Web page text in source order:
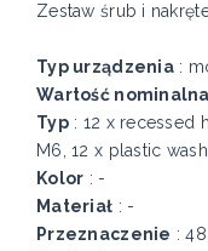
Zestaw śrub i
Typ urządzenia:
Wartość nominalna
Typ: 12 x recessed
M6, 12 x plastic
Kolor : -
Materiał : -
Przeznaczenie :